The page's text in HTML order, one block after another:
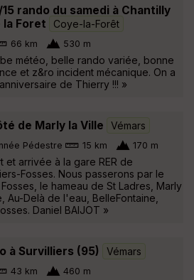
15 rando du samedi à Chantilly
la Foret
Coye-la-Forêt
66 km 530 m
météo, belle rando variée, bonne
et z&ro incident mécanique. On a
de Thierry !!! »
de Marly la Ville Vémars
Pédestre 15 km 170 m
et arrivée à la gare RER de
Fosses. Nous passerons par le
le hameau de St Ladres, Marly
Au-Delà de l'eau, BelleFontaine,
Daniel BAIJOT »
à Survilliers (95) Vémars
43 km 460 m